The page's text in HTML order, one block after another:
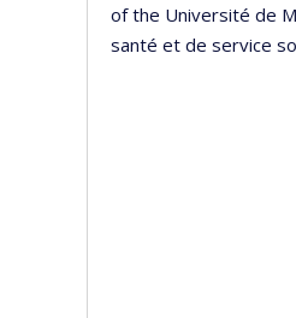
of the Université de
santé et de service